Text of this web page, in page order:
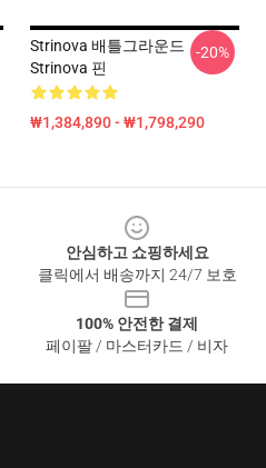
Strinova 배틀그라운드
Strinova 핀
₩1,384,890 - ₩1,798,290
-20%
안심하고 쇼핑하세요
클릭에서 배송까지 24/7 보호
100% 안전한 결제
페이팔 / 마스터카드 / 비자